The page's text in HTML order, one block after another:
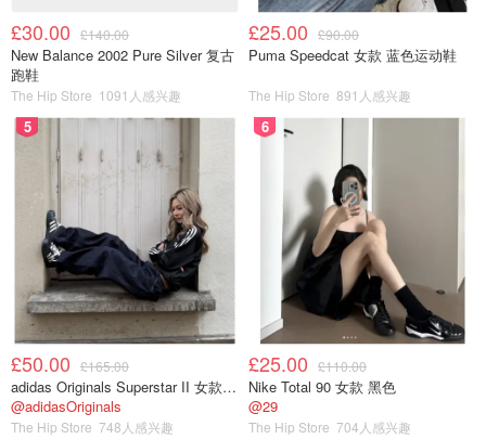
£30.00 £140.00
New Balance 2002 Pure Silver 复古
跑鞋
The Hip Store 1091人感兴趣
£25.00 £90.00
Puma Speedcat 女款 蓝色运动鞋
The Hip Store 891人感兴趣
5
£50.00 £165.00
adidas Originals Superstar II 女款串珠休闲鞋 黑色
@adidasOriginals
The Hip Store 748人感兴趣
6
£25.00 £110.00
Nike Total 90 女款 黑色
@29
The Hip Store 704人感兴趣